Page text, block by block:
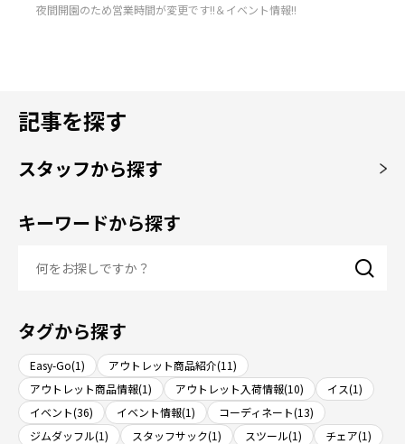
夜間開園のため営業時間が変更です!!＆イベント情報!!
記事を探す
スタッフから探す
キーワードから探す
タグから探す
Easy-Go(1)
アウトレット商品紹介(11)
アウトレット商品情報(1)
アウトレット入荷情報(10)
イス(1)
イベント(36)
イベント情報(1)
コーディネート(13)
ジムダッフル(1)
スタッフサック(1) スツール(1)
チェア(1)